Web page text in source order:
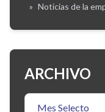
» Noticias de la
ARCHIVO